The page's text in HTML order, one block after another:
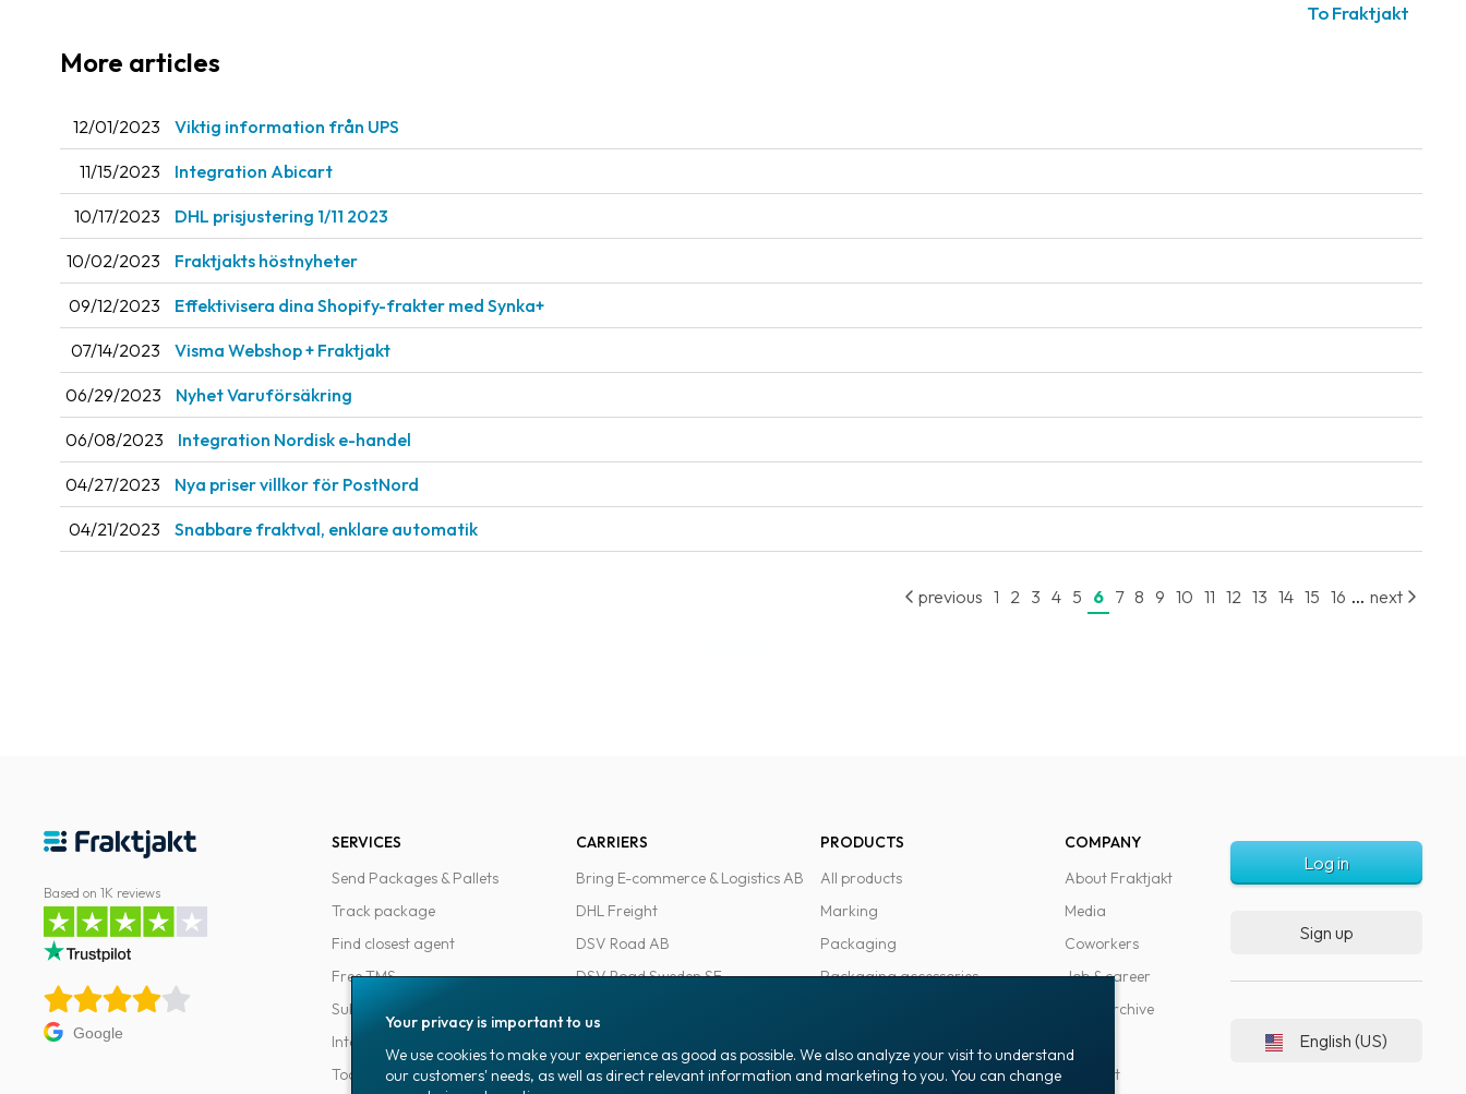
To Fraktjakt
More articles
12/01/2023 Viktig information från UPS
11/15/2023 Integration Abicart
10/17/2023 DHL prisjustering 1/11 2023
10/02/2023 Fraktjakts höstnyheter
09/12/2023 Effektivisera dina Shopify-frakter med Synka+
07/14/2023 Visma Webshop + Fraktjakt
06/29/2023 Nyhet Varuförsäkring
06/08/2023 Integration Nordisk e-handel
04/27/2023 Nya priser villkor för PostNord
04/21/2023 Snabbare fraktval, enklare automatik
previous 1 2 3 4 5 6 7 8 9 10 11 12 13 14 15 16 ... next
Based on 1K reviews
Google
SERVICES
Send Packages & Pallets
Track package
Find closest agent
Free TMS
Subscriptions
Integrations
Tools for developers
CARRIERS
Bring E-commerce & Logistics AB
DHL Freight
DSV Road AB
DSV Road Sweden SE
PostNord Sverige AB
PRODUCTS
All products
Marking
Packaging
Packaging accessories
COMPANY
About Fraktjakt
Media
Coworkers
Job & career
News archive
Support
Log in
Sign up
English (US)
Your privacy is important to us
We use cookies to make your experience as good as possible. We also analyze your visit to understand
our customers' needs, as well as direct relevant information and marketing to you. You can change